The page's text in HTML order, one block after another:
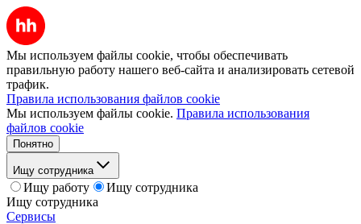
Мы используем файлы cookie, чтобы обеспечивать
правильную работу нашего веб-сайта и анализировать сетевой
трафик.
Правила использования файлов cookie
Мы используем файлы cookie. Правила использования
файлов cookie
Понятно
Ищу сотрудника
Ищу работу
Ищу сотрудника
Ищу сотрудника
Сервисы